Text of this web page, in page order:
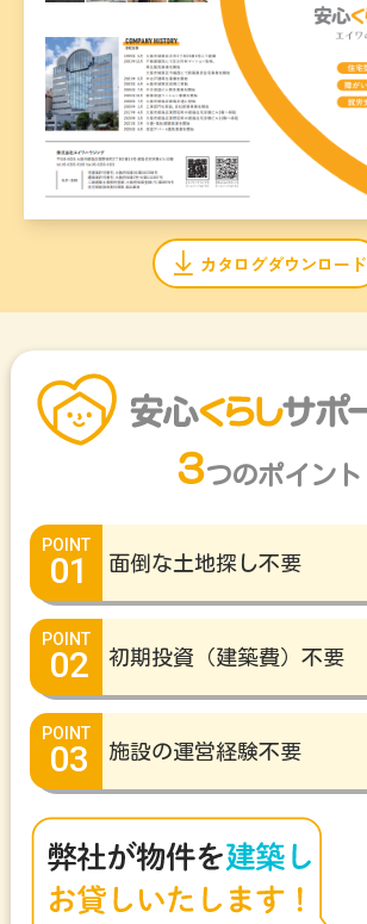
カタログダウンロード
３つのポイント
01 面倒な土地探し不要
02 初期投資（建築費）不要
03 施設の運営経験不要